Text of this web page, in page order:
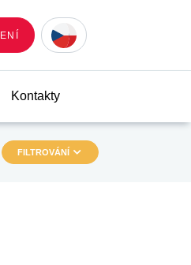
Kontakty
FILTROVÁNÍ